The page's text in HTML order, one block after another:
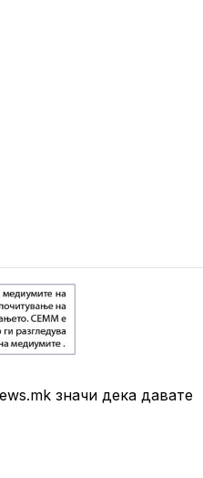
значи дека давате